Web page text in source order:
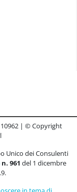
| © Copyright
Unico dei Consulenti
n. 961 del 1 dicembre